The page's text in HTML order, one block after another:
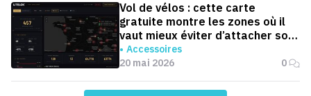
Vol de vélos : cette carte
gratuite montre les zones où il
vaut mieux éviter d’attacher son
vélo ou sa moto
Accessoires
20 mai 2026
0